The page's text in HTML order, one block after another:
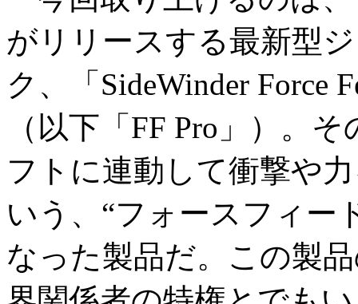
がリリースする最新型
ク、「SideWinder Force
（以下「FF Pro」）。
フトに連動して衝撃や
いう、“フォースフィー
なった製品だ。この製